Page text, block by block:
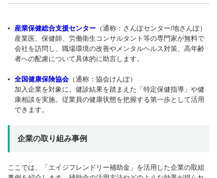
産業保健総合支援センター （通称：さんぽセンター/地さんぽ）
産業医、保健師、労働衛生コンサルタント等の専門家が無料で
会社を訪問 し、職場環境の改善やメンタルヘルス対策、高年齢
者への配慮について具体的に助言します。
全国健康保険協会 （通称：協会けんぽ）
加入企業を対象に、健診結果を踏まえた「特定保健指導」や健
康相談を実施。従業員の健康状態を把握する第一歩として活用
できます。
企業の取り組み事例
ここでは、「エイジフレンドリー補助金」を活用した企業の取組